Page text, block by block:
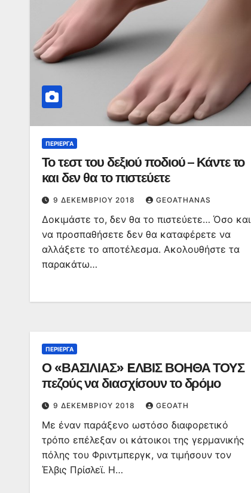
ΠΕΡΊΕΡΓΑ
Το τεστ του δεξιού ποδιού – Κάντε το
και δεν θα το πιστεύετε
9 ΔΕΚΕΜΒΡΊΟΥ 2018 GEOATHANAS
Δοκιμάστε το, δεν θα το πιστεύετε… Όσο και
να προσπαθήσετε δεν θα καταφέρετε να
αλλάξετε το αποτέλεσμα. Ακολουθήστε τα
παρακάτω…
ΠΕΡΊΕΡΓΑ
Ο «ΒΑΣΙΛΙΑΣ» EΛΒΙΣ ΒΟΗΘΑ ΤΟΥΣ
πεζούς να διασχίσουν το δρόμο
9 ΔΕΚΕΜΒΡΊΟΥ 2018 GEOATH
Με έναν παράξενο ωστόσο διαφορετικό
τρόπο επέλεξαν οι κάτοικοι της γερμανικής
πόλης του Φριντμπεργκ, να τιμήσουν τον
Έλβις Πρίσλεϊ. Η…